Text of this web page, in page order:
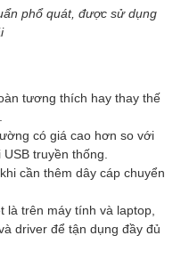
phổ quát, được sử dụng
tương thích hay thay thế
có giá cao hơn so với
truyền thống.
cần thêm dây cáp chuyển
trên máy tính và laptop,
driver để tận dụng đầy đủ